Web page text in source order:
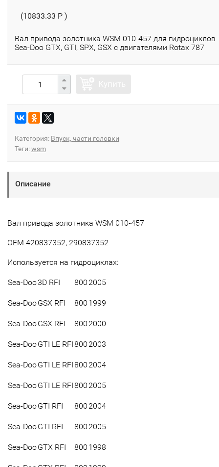
(10833.33 P )
Вал привода золотника WSM 010-457 для гидроциклов
Sea-Doo GTX, GTI, SPX, GSX с двигателями Rotax 787
Категория: Впуск, части головки
Теги:wsm
Описание
Вал привода золотника WSM 010-457
OEM 420837352, 290837352
Используется на гидроциклах:
Sea-Doo3D RFI 800 2005
Sea-DooGSX RFI 800 1999
Sea-DooGSX RFI 800 2000
Sea-DooGTI LE RFI 800 2003
Sea-DooGTI LE RFI 800 2004
Sea-DooGTI LE RFI 800 2005
Sea-DooGTI RFI 800 2004
Sea-DooGTI RFI 800 2005
Sea-DooGTX RFI 800 1998